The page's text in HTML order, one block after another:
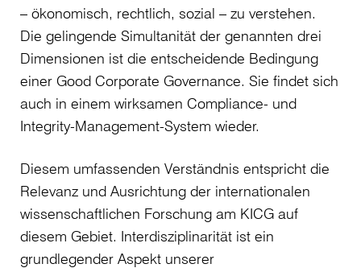
– ökonomisch, rechtlich, sozial – zu verstehen.
Die gelingende Simultanität der genannten drei
Dimensionen ist die entscheidende Bedingung
einer Good Corporate Governance. Sie findet sich
auch in einem wirksamen Compliance- und
Integrity-Management-System wieder.
Diesem umfassenden Verständnis entspricht die
Relevanz und Ausrichtung der internationalen
wissenschaftlichen Forschung am KICG auf
diesem Gebiet. Interdisziplinarität ist ein
grundlegender Aspekt unserer